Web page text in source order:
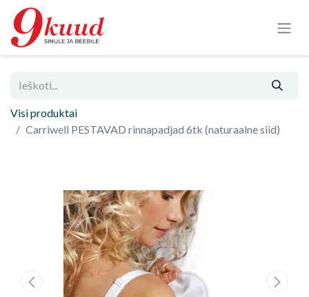
Visi produktai
Carriwell PESTAVAD rinnapadjad 6tk (naturaalne siid)